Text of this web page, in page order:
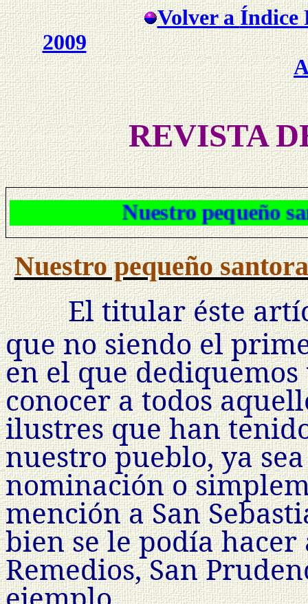
Volver aÍndice
2009
REVISTA
Nuestro
Nuestro pequeño
El titular éste
que no siendo el
en el que
conocer a todos
ilustres que han
nuestro pueblo, ya
nominación o
mención a San
bien se le podía hacer
Remedios, San